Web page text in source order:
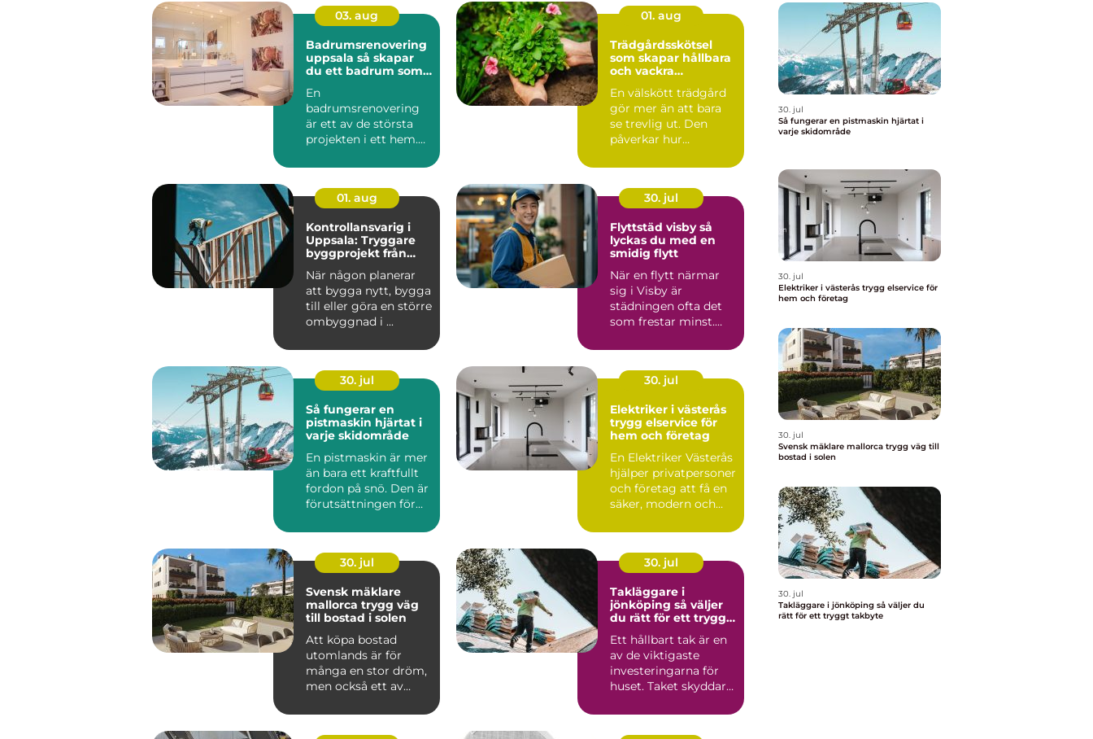
03. aug
Badrumsrenovering
uppsala så skapar
du ett badrum som
En
badrumsrenovering
är ett av de största
projekten i ett hem.
hög, arbetet påverk...
01. aug
Trädgårdsskötsel
som skapar hållbara
och vackra
En välskött trädgård
gör mer än att bara
se trevlig ut. Den
påverkar hur
mycket t...
01. aug
Kontrollansvarig i
Uppsala: Tryggare
byggprojekt från
När någon planerar
att bygga nytt, bygga
till eller göra en större
ombyggnad i ...
30. jul
Flyttstäd visby så
lyckas du med en
smidig flytt
När en flytt närmar
sig i Visby är
städningen ofta det
som frestar minst.
avgörande...
30. jul
Så fungerar en
pistmaskin hjärtat i
varje skidområde
En pistmaskin är mer
än bara ett kraftfullt
fordon på snö. Den är
förutsättningen för
30. jul
Elektriker i västerås
trygg elservice för
hem och företag
En Elektriker Västerås
hjälper privatpersoner
och företag att få en
säker, modern och
30. jul
Svensk mäklare
mallorca trygg väg
till bostad i solen
Att köpa bostad
utomlands är för
många en stor dröm,
men också ett av
Mallorca...
30. jul
Takläggare i
jönköping så väljer
du rätt för ett tryggt
Ett hållbart tak är en
av de viktigaste
investeringarna för
huset. Taket skyddar
30. jul
Så fungerar en pistmaskin hjärtat i
varje skidområde
30. jul
Elektriker i västerås trygg elservice för
hem och företag
30. jul
Svensk mäklare mallorca trygg väg till
bostad i solen
30. jul
Takläggare i jönköping så väljer du
rätt för ett tryggt takbyte